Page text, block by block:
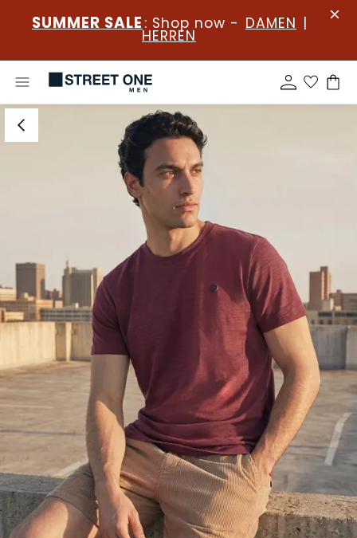
SUMMER SALE : Shop now - DAMEN |
HERREN